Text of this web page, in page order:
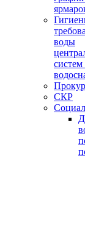
воды
систем
СКР